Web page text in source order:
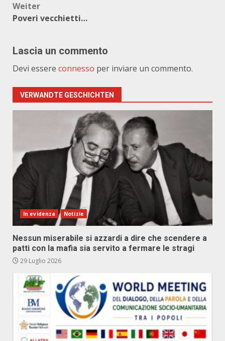
Weiter
Poveri vecchietti…
Lascia un commento
Devi essere connesso per inviare un commento.
VERWANDTE GESCHICHTEN
In evidenza Notizie
Nessun miserabile si azzardi a dire che scendere a
patti con la mafia sia servito a fermare le stragi
29 Luglio 2026